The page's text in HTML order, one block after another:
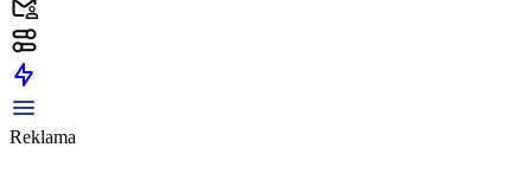
Reklama